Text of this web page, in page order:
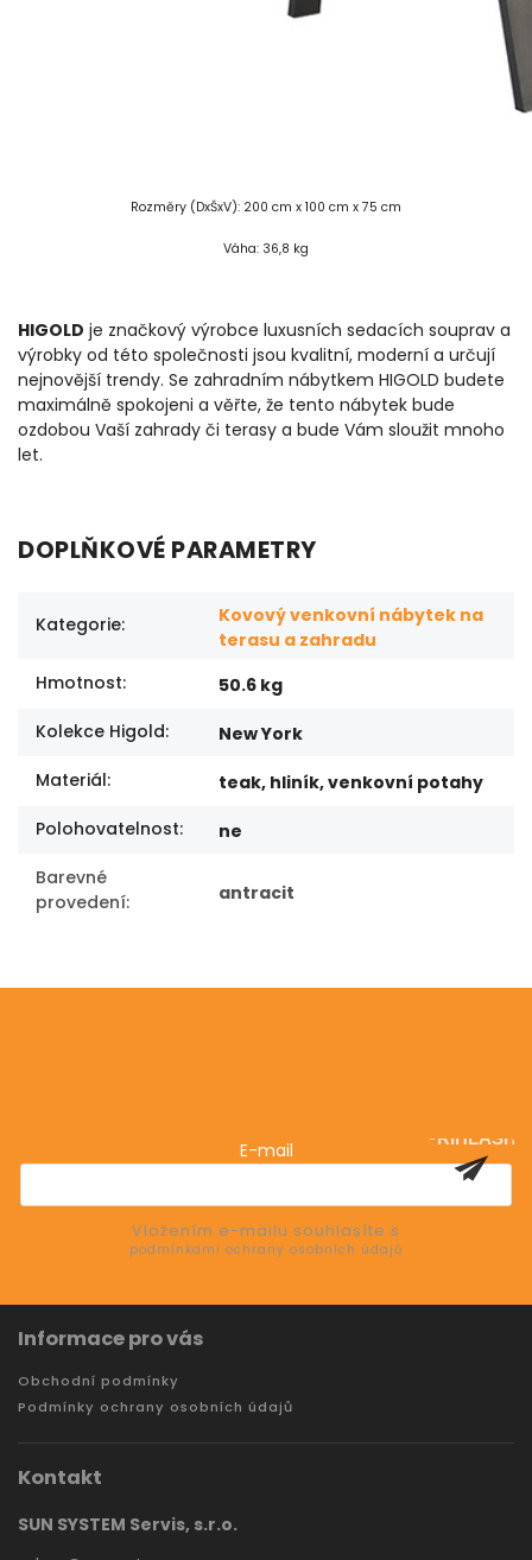
Rozměry (DxŠxV): 200 cm x 100 cm x 75 cm
Váha: 36,8 kg
HIGOLD je značkový výrobce luxusních sedacích souprav a
výrobky od této společnosti jsou kvalitní, moderní a určují
nejnovější trendy. Se zahradním nábytkem HIGOLD budete
maximálně spokojeni a věřte, že tento nábytek bude
ozdobou Vaší zahrady či terasy a bude Vám sloužit mnoho
let.
DOPLŇKOVÉ PARAMETRY
Kategorie:
Kovový venkovní nábytek na
terasu a zahradu
Hmotnost:
50.6 kg
Kolekce Higold:
New York
Materiál:
teak, hliník, venkovní potahy
Polohovatelnost:
ne
Barevné
provedení: antracit
E-mail
Vložením e-mailu souhlasíte s
podmínkami ochrany osobních údajů
PŘIHLÁSIT
Informace pro vás
Obchodní podmínky
Podmínky ochrany osobních údajů
Kontakt
SUN SYSTEM Servis, s.r.o.